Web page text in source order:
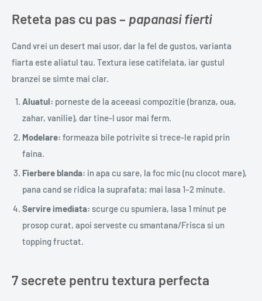
Reteta pas cu pas – papanasi fierti
Cand vrei un desert mai usor, dar la fel de gustos, varianta
fiarta este aliatul tau. Textura iese catifelata, iar gustul
branzei se simte mai clar.
Aluatul: porneste de la aceeasi compozitie (branza, oua,
zahar, vanilie), dar tine-l usor mai ferm.
Modelare: formeaza bile potrivite si trece-le rapid prin
faina.
Fierbere blanda: in apa cu sare, la foc mic (nu clocot mare),
pana cand se ridica la suprafata; mai lasa 1–2 minute.
Servire imediata: scurge cu spumiera, lasa 1 minut pe
prosop curat, apoi serveste cu smantana/Frisca si un
topping fructat.
7 secrete pentru textura perfecta